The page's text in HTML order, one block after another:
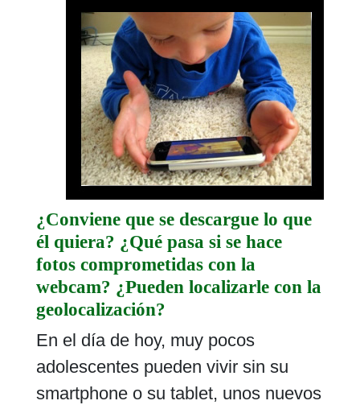
¿Conviene que se descargue lo que
él quiera? ¿Qué pasa si se hace
fotos comprometidas con la
webcam? ¿Pueden localizarle con la
geolocalización?
En el día de hoy, muy pocos
adolescentes pueden vivir sin su
smartphone o su tablet, unos nuevos